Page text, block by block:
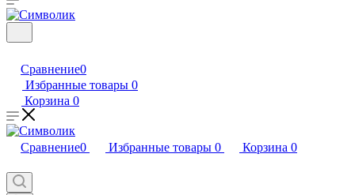
Сравнение0
Избранные товары 0
Корзина 0
Сравнение0 Избранные товары 0 Корзина 0